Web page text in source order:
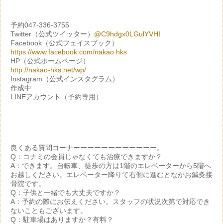
予約047-336-3755
Twitter（公式ツイッター） @C9hdgx0LGulYVHI
Facebook（公式フェイスブック）
https://www.facebook.com/nakao.hks
HP（公式ホームページ）
http://nakao-hks.net/wp/
Instagram（公式インスタグラム）
作成中
LINEアカウント（予約専用）
良くある質問コーナーーーーーーーーーーーー。
Q：コナミの会員じゃなくても治療できますか？
A：できます。自転車、徒歩の方は1階のエレベーターから5階へ
お越しください。エレベーター降りて右側に進むとなかお鍼灸接
骨院です。
Q：子供と一緒でも大丈夫ですか？
A：予約の際にお伝えください。スタッフの状況次第で対応でき
ないこともございます。
Q：駐車場はありますか？有料？